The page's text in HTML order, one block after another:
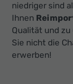
niedriger sind
Ihnen
Qualität und zu
Sie nicht die
erwerben!